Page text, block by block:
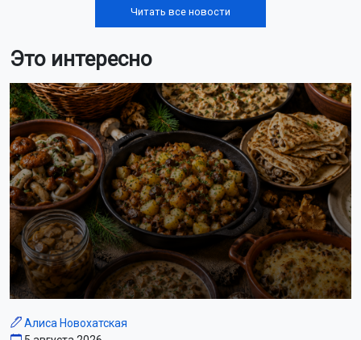
Читать все новости
Это интересно
Алиса Новохатская